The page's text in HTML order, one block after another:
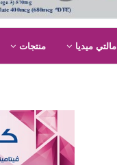
مالتي ميديا منتجات